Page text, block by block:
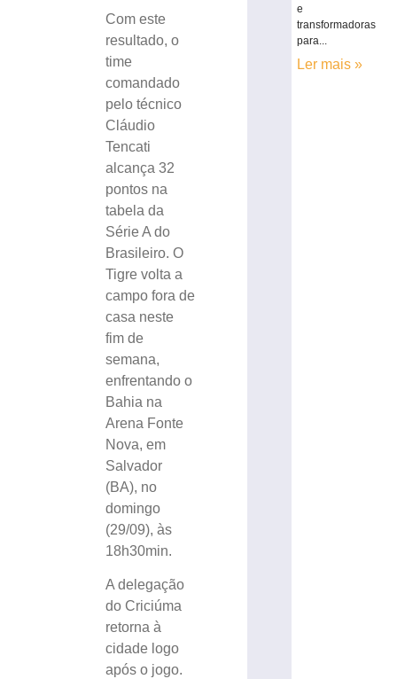
Com este
resultado, o
time
comandado
pelo técnico
Cláudio
Tencati
alcança 32
pontos na
tabela da
Série A do
Brasileiro. O
Tigre volta a
campo fora de
casa neste
fim de
semana,
enfrentando o
Bahia na
Arena Fonte
Nova, em
Salvador
(BA), no
domingo
(29/09), às
18h30min.
A delegação
do Criciúma
retorna à
cidade logo
após o jogo.
e
transformadoras
para...
Ler mais »